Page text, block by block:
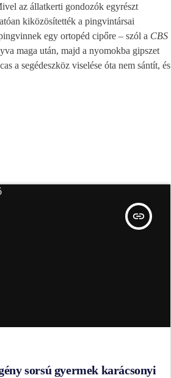
az állatkerti gondozók egyrészt
kiközösítették a pingvintársai
egy ortopéd cipőre – szól a CBS
maga után, majd a nyomokba gipszet
a segédeszköz viselése óta nem sántít, és
insert_link
sorsú gyermek karácsonyi